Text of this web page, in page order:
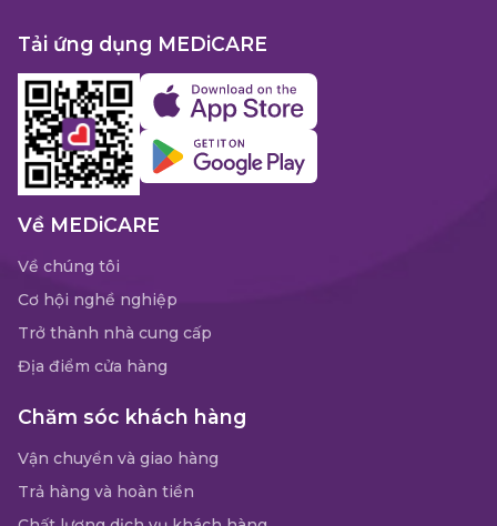
Tải ứng dụng MEDiCARE
Về MEDiCARE
Về chúng tôi
Cơ hội nghề nghiệp
Trở thành nhà cung cấp
Địa điểm cửa hàng
Chăm sóc khách hàng
Vận chuyển và giao hàng
Trả hàng và hoàn tiền